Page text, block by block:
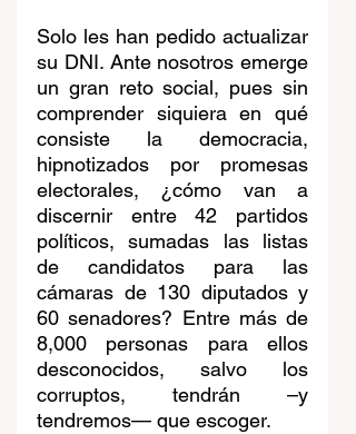
Solo les han pedido actualizar
su DNI. Ante nosotros emerge
un gran reto social, pues sin
comprender siquiera en qué
consiste la democracia,
hipnotizados por promesas
electorales, ¿cómo van a
discernir entre 42 partidos
políticos, sumadas las listas
de candidatos para las
cámaras de 130 diputados y
60 senadores? Entre más de
8,000 personas para ellos
desconocidos, salvo los
corruptos, tendrán –y
tendremos— que escoger.